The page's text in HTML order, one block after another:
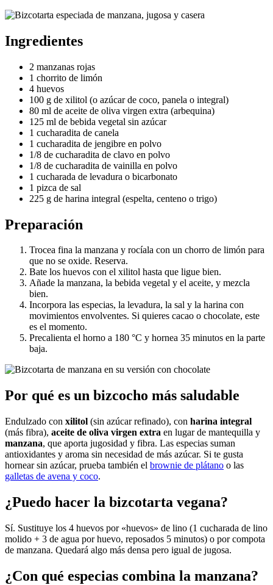
Ingredientes
2 manzanas rojas
1 chorrito de limón
4 huevos
100 g de xilitol (o azúcar de coco, panela o integral)
80 ml de aceite de oliva virgen extra (arbequina)
125 ml de bebida vegetal sin azúcar
1 cucharadita de canela
1 cucharadita de jengibre en polvo
1/8 de cucharadita de clavo en polvo
1/8 de cucharadita de vainilla en polvo
1 cucharada de levadura o bicarbonato
1 pizca de sal
225 g de harina integral (espelta, centeno o trigo)
Preparación
Trocea fina la manzana y rocíala con un chorro de limón para
que no se oxide. Reserva.
Bate los huevos con el xilitol hasta que ligue bien.
Añade la manzana, la bebida vegetal y el aceite, y mezcla
bien.
Incorpora las especias, la levadura, la sal y la harina con
movimientos envolventes. Si quieres cacao o chocolate, este
es el momento.
Precalienta el horno a 180 °C y hornea 35 minutos en la parte
baja.
Por qué es un bizcocho más saludable
Endulzado con xilitol (sin azúcar refinado), con harina integral
(más fibra), aceite de oliva virgen extra en lugar de mantequilla y
manzana, que aporta jugosidad y fibra. Las especias suman
antioxidantes y aroma sin necesidad de más azúcar. Si te gusta
hornear sin azúcar, prueba también el brownie de plátano o las
galletas de avena y coco.
¿Puedo hacer la bizcotarta vegana?
Sí. Sustituye los 4 huevos por «huevos» de lino (1 cucharada de lino
molido + 3 de agua por huevo, reposados 5 minutos) o por compota
de manzana. Quedará algo más densa pero igual de jugosa.
¿Con qué especias combina la manzana?